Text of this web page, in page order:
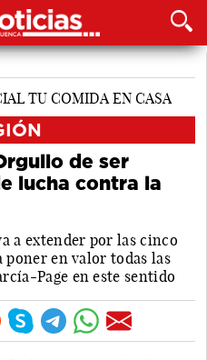
de ser
lucha contra la
a extender por las cinco
en valor todas las
Page en este sentido